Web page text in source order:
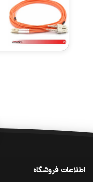
اطلاعات فروشگاه